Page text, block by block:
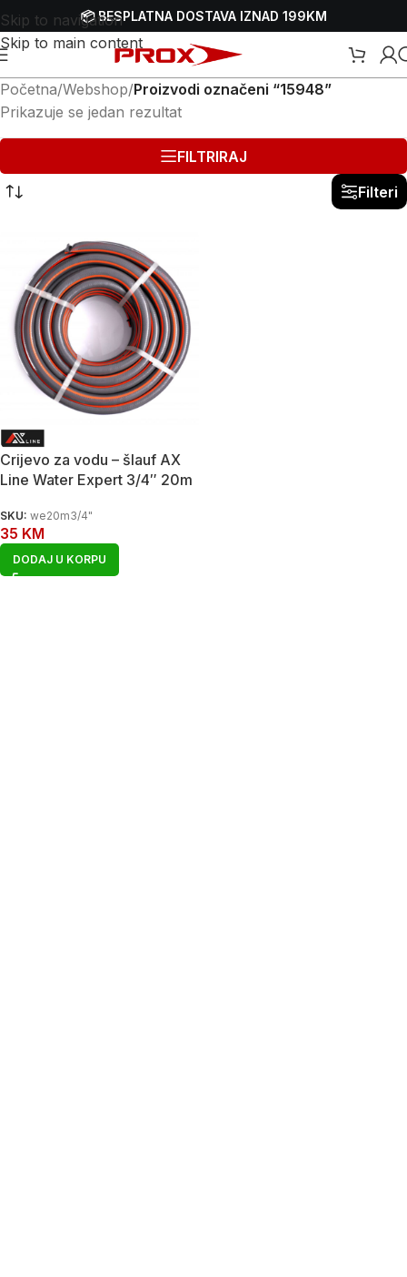
Skip to navigation
Skip to main content
📦 BESPLATNA DOSTAVA IZNAD 199KM
Početna/Webshop/Proizvodi označeni “15948”
Prikazuje se jedan rezultat
FILTRIRAJ
Filteri
Crijevo za vodu – šlauf AX
Line Water Expert 3/4″ 20m
SKU: we20m3/4"
35 KM
DODAJ U KORPU